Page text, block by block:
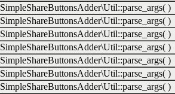
SimpleShareButtonsAdder\Util::parse_args( )
SimpleShareButtonsAdder\Util::parse_args( )
SimpleShareButtonsAdder\Util::parse_args( )
SimpleShareButtonsAdder\Util::parse_args( )
SimpleShareButtonsAdder\Util::parse_args( )
SimpleShareButtonsAdder\Util::parse_args( )
SimpleShareButtonsAdder\Util::parse_args( )